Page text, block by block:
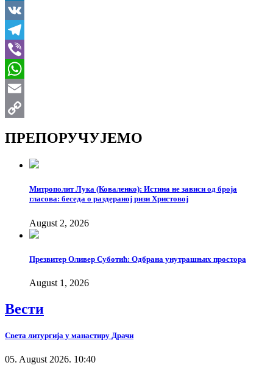
LinkedIn
VK
Telegram
Viber
WhatsApp
Email
ПРЕПОРУЧУЈЕМО
Митрополит Лука (Коваленко): Истина не зависи од броја
гласова: беседа о раздераној ризи Христовој
August 2, 2026
Презвитер Оливер Суботић: Одбрана унутрашњих простора
August 1, 2026
Вести
Света литургија у манастиру Драчи
05. August 2026. 10:40